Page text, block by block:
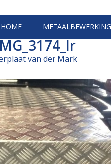
HOME METAALBEWERKING
van der Mark